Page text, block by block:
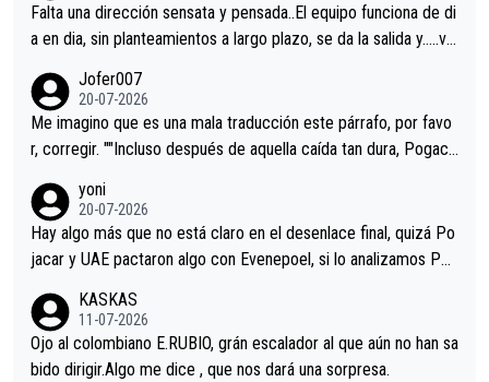
Falta una dirección sensata y pensada..El equipo funciona de di
a en dia, sin planteamientos a largo plazo, se da la salida y…..ve
Minguez, Velez etc etc.Me da pena vivir estos momentos tan
tristes sin victorias.
Jofer007
20-07-2026
Me imagino que es una mala traducción este párrafo, por favo
r, corregir. ""Incluso después de aquella caída tan dura, Pogaca
permaneció pegado a su rueda. Parecía increíble la forma en l
a que era capaz de controlar el miedo", recordó."
yoni
20-07-2026
Hay algo más que no está claro en el desenlace final, quizá Po
jacar y UAE pactaron algo con Evenepoel, si lo analizamos Poj
i sin pedalear, luego está el saludo con Evenepoel dándose la
mano de una manera muy fraternal, más allá de los típicos toqu
es en el hombro con que saludaba a Vingegard. Ahí hubo una in
KASKAS
11-07-2026
Ojo al colombiano E.RUBIO, grán escalador al que aún no han sa
bido dirigir.Algo me dice , que nos dará una sorpresa.